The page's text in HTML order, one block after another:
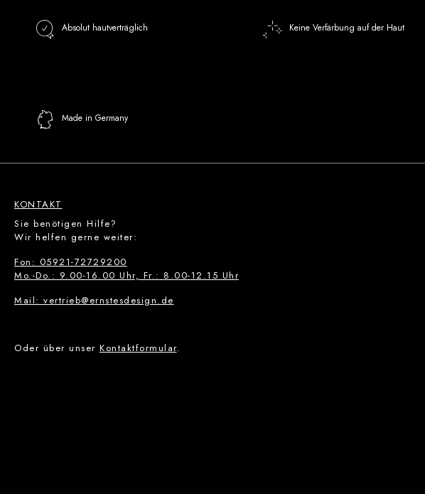
Absolut hautverträglich Keine Verfärbung auf der Haut
Made in Germany
KONTAKT
Sie benötigen Hilfe?
Wir helfen gerne weiter:
Fon: 05921-72729200
Mo.-Do.: 9.00-16.00 Uhr, Fr.: 8.00-12.15 Uhr
Mail: vertrieb@ernstesdesign.de
Oder über unser Kontaktformular.